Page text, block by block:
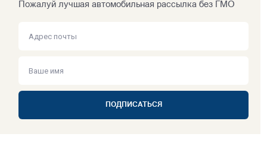
Пожалуй лучшая автомобильная рассылка без ГМО
ПОДПИСАТЬСЯ